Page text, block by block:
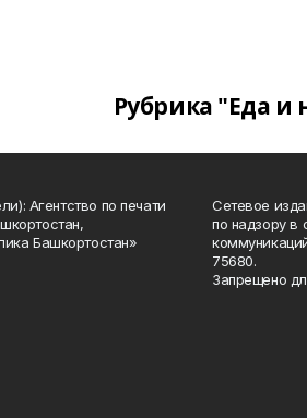
Рубрика "Еда и
Агентство по печати
Башкортостан»
Сетевое
по надзору в
75680.
Запрещено